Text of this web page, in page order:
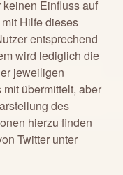
Einfluss auf
Hilfe dieses
entsprechend
wird lediglich die
jeweiligen
übermittelt, aber
des
hierzu finden
Twitter unter